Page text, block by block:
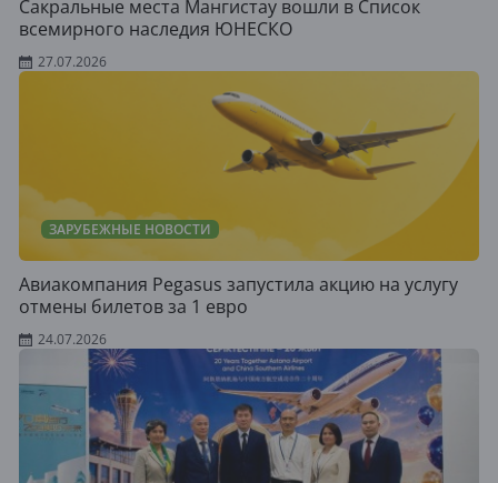
Сакральные места Мангистау вошли в Список
всемирного наследия ЮНЕСКО
27.07.2026
ЗАРУБЕЖНЫЕ НОВОСТИ
Авиакомпания Pegasus запустила акцию на услугу
отмены билетов за 1 евро
24.07.2026